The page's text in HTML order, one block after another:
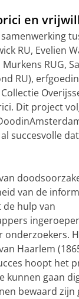
en
RU, Evelien
RUG,
RU),
Dit project
succesvolle
van de
hulp van
onderzoekers.
Haarlem
hoopt het
kunnen gaan
bewaard zijn